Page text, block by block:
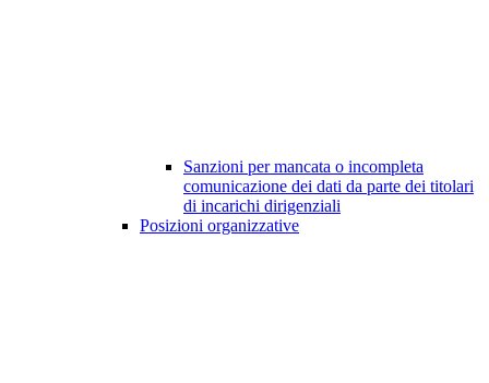
Sanzioni per mancata o incompleta
comunicazione dei dati da parte dei titolari
di incarichi dirigenziali
Posizioni organizzative